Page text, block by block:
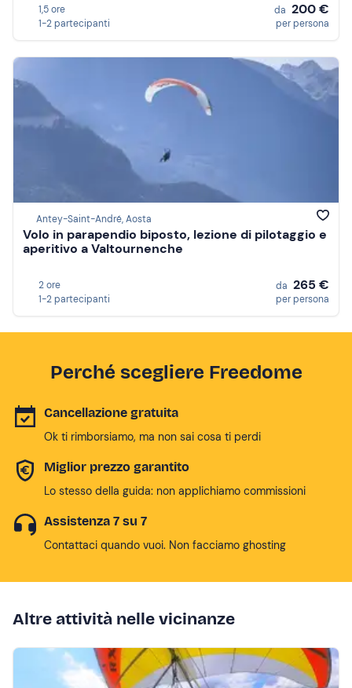
1,5 ore
1-2 partecipanti
da 200 €
per persona
Antey-Saint-André, Aosta
Volo in parapendio biposto, lezione di pilotaggio e
aperitivo a Valtournenche
2 ore
1-2 partecipanti
da 265 €
per persona
Perché scegliere Freedome
Cancellazione gratuita
Ok ti rimborsiamo, ma non sai cosa ti perdi
Miglior prezzo garantito
Lo stesso della guida: non applichiamo commissioni
Assistenza 7 su 7
Contattaci quando vuoi. Non facciamo ghosting
Altre attività nelle vicinanze